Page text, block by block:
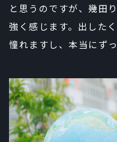
と思うのですが、幾田
強く感じます。出した
憧れますし、本当にず